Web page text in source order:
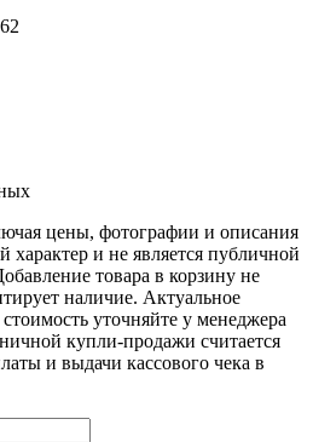
цены, фотографии и описания
характер и не является публичной
товара в корзину не
наличие. Актуальное
уточняйте у менеджера
купли-продажи считается
и выдачи кассового чека в